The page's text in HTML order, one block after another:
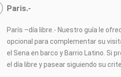
Paris.-
París –día libre.- Nuestro guía le
opcional para complementar su
el Sena en barco y Barrio Latino. Si
el día libre y pasear siguiendo su